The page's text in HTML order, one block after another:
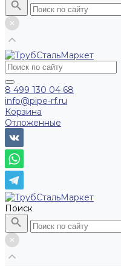
8 499 130 04 68
info@pipe-rf.ru
Корзина
Отложенные
Поиск